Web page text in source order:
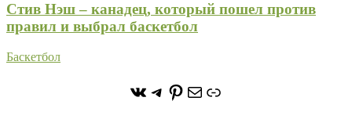
Стив Нэш – канадец, который пошел против
правил и выбрал баскетбол
Баскетбол
https://vk.com/
https://t.me/stoneforest
https://
ПочтаСсылка